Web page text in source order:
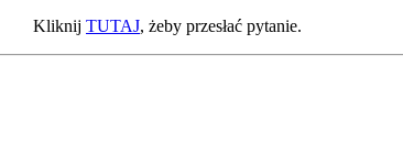
Kliknij TUTAJ, żeby przesłać pytanie.